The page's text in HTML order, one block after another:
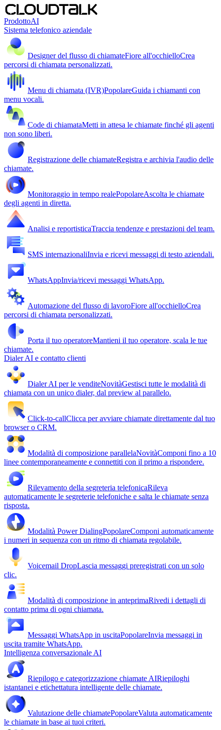
ProdottoAI
Sistema telefonico aziendale
Designer del flusso di chiamateFiore all'occhielloCrea
percorsi di chiamata personalizzati.
Menu di chiamata (IVR)PopolareGuida i chiamanti con
menu vocali.
Code di chiamataMetti in attesa le chiamate finché gli agenti
non sono liberi.
Registrazione delle chiamateRegistra e archivia l'audio delle
chiamate.
Monitoraggio in tempo realePopolareAscolta le chiamate
degli agenti in diretta.
Analisi e reportisticaTraccia tendenze e prestazioni del team.
SMS internazionaliInvia e ricevi messaggi di testo aziendali.
WhatsAppInvia/ricevi messaggi WhatsApp.
Automazione del flusso di lavoroFiore all'occhielloCrea
percorsi di chiamata personalizzati.
Porta il tuo operatoreMantieni il tuo operatore, scala le tue
chiamate.
Dialer AI e contatto clienti
Dialer AI per le venditeNovitàGestisci tutte le modalità di
chiamata con un unico dialer, dal preview al parallelo.
Click-to-callClicca per avviare chiamate direttamente dal tuo
browser o CRM.
Modalità di composizione parallelaNovitàComponi fino a 10
linee contemporaneamente e connettiti con il primo a rispondere.
Rilevamento della segreteria telefonicaRileva
automaticamente le segreterie telefoniche e salta le chiamate senza
risposta.
Modalità Power DialingPopolareComponi automaticamente
i numeri in sequenza con un ritmo di chiamata regolabile.
Voicemail DropLascia messaggi preregistrati con un solo
clic.
Modalità di composizione in anteprimaRivedi i dettagli di
contatto prima di ogni chiamata.
Messaggi WhatsApp in uscitaPopolareInvia messaggi in
uscita tramite WhatsApp.
Intelligenza conversazionale AI
Riepilogo e categorizzazione chiamate AIRiepiloghi
istantanei e etichettatura intelligente delle chiamate.
Valutazione delle chiamatePopolareValuta automaticamente
le chiamate in base ai tuoi criteri.